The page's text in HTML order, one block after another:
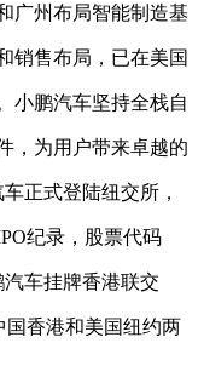
广州布局智能制造基
销售布局，已在美国
小鹏汽车坚持全栈自
，为用户带来卓越的
正式登陆纽交所，
纪录，股票代码
汽车挂牌香港联交
国香港和美国纽约两